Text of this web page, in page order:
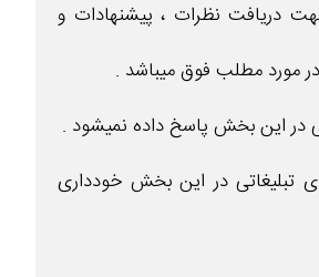
دریافت نظرات ، پیشنهادات و
در مورد مطلب فوق میباشد .
در این بخش پاسخ داده نمیشود .
تبلیغاتی در این بخش خودداری